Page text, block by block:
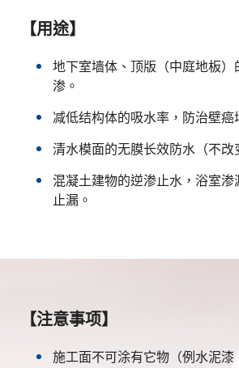
【用途】
地下室墙体、顶版（中庭地板）
渗。
减低结构体的吸水率，防治壁癌
清水模面的无膜长效防水（不改
混凝土建物的逆渗止水，浴室渗
止漏。
【注意事项】
施工面不可涂有它物（例水泥漆